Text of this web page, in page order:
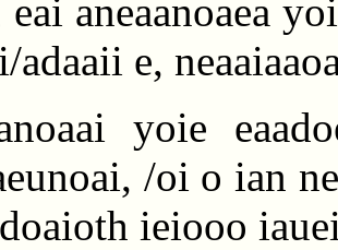
eai aneaanoaea
e,
yoie
/oi o ian
ieiooo